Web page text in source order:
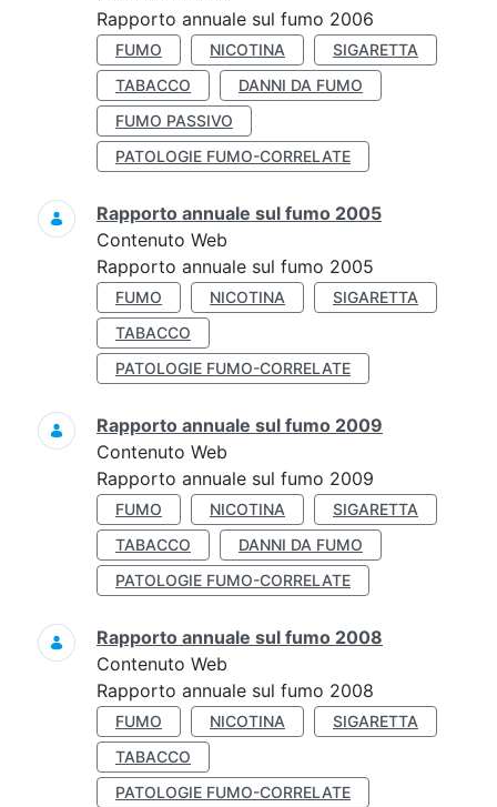
Rapporto annuale sul fumo 2006
FUMO NICOTINA
SIGARETTA
TABACCO
DANNI DA FUMO
FUMO PASSIVO
PATOLOGIE FUMO-CORRELATE
Rapporto annuale sul fumo 2005
Contenuto Web
Rapporto annuale sul fumo 2005
FUMO NICOTINA
SIGARETTA
TABACCO
PATOLOGIE FUMO-CORRELATE
Rapporto annuale sul fumo 2009
Contenuto Web
Rapporto annuale sul fumo 2009
FUMO NICOTINA
SIGARETTA
TABACCO
DANNI DA FUMO
PATOLOGIE FUMO-CORRELATE
Rapporto annuale sul fumo 2008
Contenuto Web
Rapporto annuale sul fumo 2008
FUMO NICOTINA
SIGARETTA
TABACCO
PATOLOGIE FUMO-CORRELATE